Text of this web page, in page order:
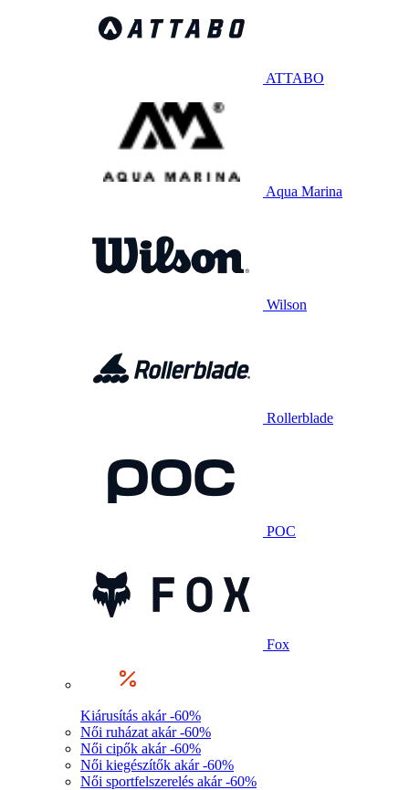
ATTABO
Aqua Marina
Wilson
Rollerblade
POC
Fox
Kiárusítás akár -60%
Női ruházat akár -60%
Női cipők akár -60%
Női kiegészítők akár -60%
Női sportfelszerelés akár -60%